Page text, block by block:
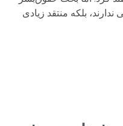
ندارند، بلکه منتقد زیادی